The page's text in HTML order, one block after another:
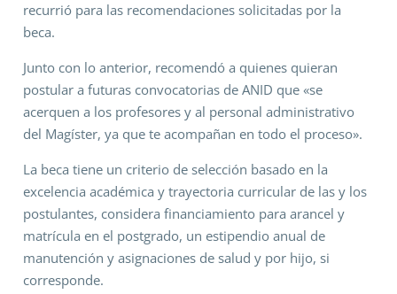
recurrió para las recomendaciones solicitadas por la
beca.
Junto con lo anterior, recomendó a quienes quieran
postular a futuras convocatorias de ANID que «se
acerquen a los profesores y al personal administrativo
del Magíster, ya que te acompañan en todo el proceso».
La beca tiene un criterio de selección basado en la
excelencia académica y trayectoria curricular de las y los
postulantes, considera financiamiento para arancel y
matrícula en el postgrado, un estipendio anual de
manutención y asignaciones de salud y por hijo, si
corresponde.